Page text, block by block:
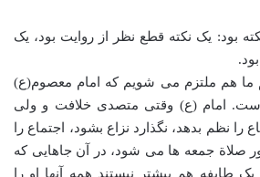
بود: یک نکته قطع نظر از روایت بود، یک
ما هم ملتزم می شویم که امام معصوم(ع)
امام (ع) وقتی متصدی خلافت و ولی
را نظم بدهد، نگذارد نزاع بشود، اجتماع را
صلاة جمعه ها می شود، در آن جاهایی که
طایفه هم بیشتر نیستند همه آنها او را